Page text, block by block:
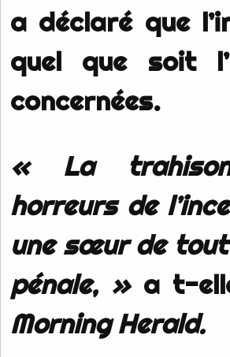
a déclaré que
quel que soit
concernées.
« La
horreurs de
une sœur de
pénale, »a t-
Morning Herald.